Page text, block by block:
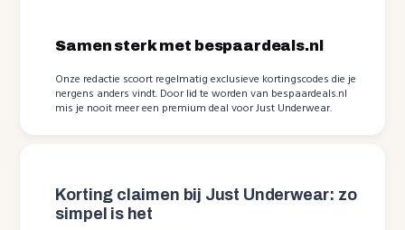
Samen sterk met bespaardeals.nl
Onze redactie scoort regelmatig exclusieve kortingscodes die je
nergens anders vindt. Door lid te worden van bespaardeals.nl
mis je nooit meer een premium deal voor Just Underwear.
Korting claimen bij Just Underwear: zo
simpel is het